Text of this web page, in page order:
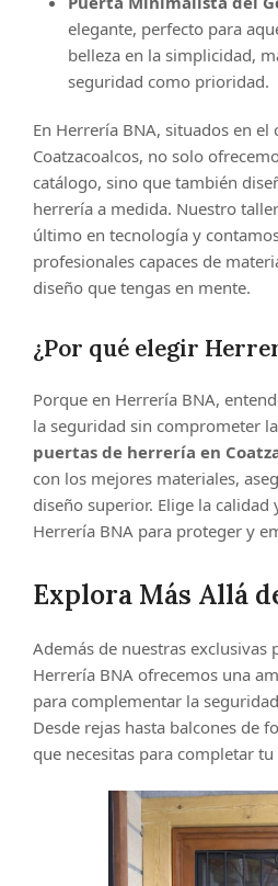
elegante, perfecto para
belleza en la simplicidad,
seguridad como prioridad.
En Herrería BNA, situados en el
Coatzacoalcos, no solo
catálogo, sino que también
herrería a medida. Nuestro
último en tecnología y
profesionales capaces de
diseño que tengas en mente.
¿Por qué elegir
Porque en Herrería BNA,
la seguridad sin comprometer
puertas de herrería en
con los mejores materiales,
diseño superior. Elige la calidad
Herrería BNA para proteger y
Explora Más Allá
Además de nuestras exclusivas
Herrería BNA ofrecemos una
para complementar la
Desde rejas hasta balcones de
que necesitas para completar